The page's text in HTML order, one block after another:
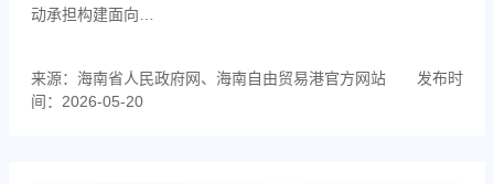
动承担构建面向…
来源：海南省人民政府网、海南自由贸易港官方网站
发布时
间：2026-05-20